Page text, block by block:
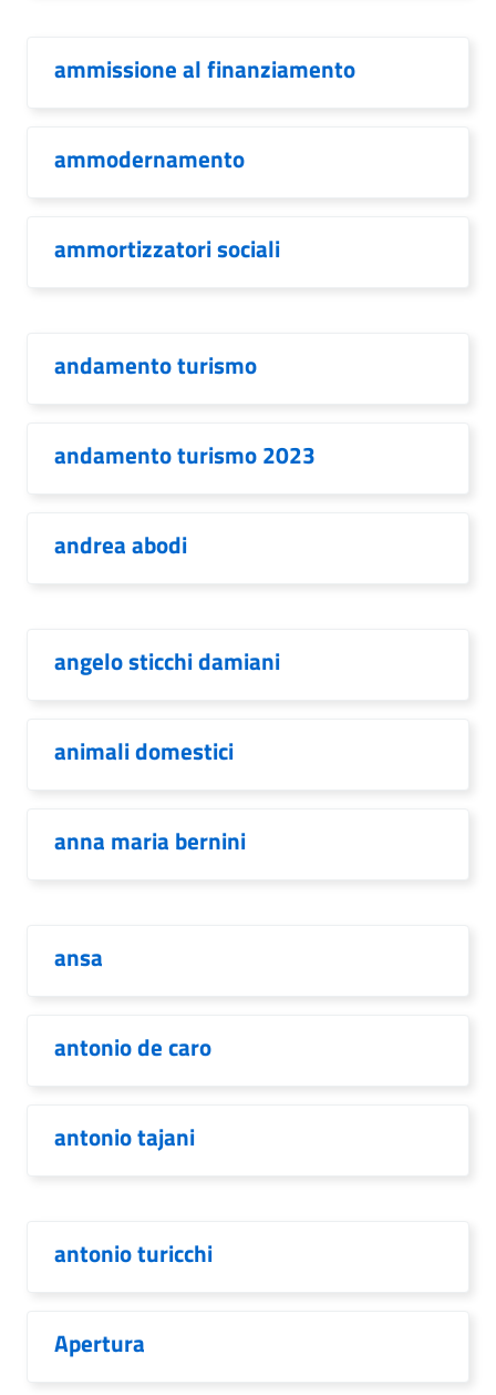
ammissione al finanziamento
ammodernamento
ammortizzatori sociali
andamento turismo
andamento turismo 2023
andrea abodi
angelo sticchi damiani
animali domestici
anna maria bernini
ansa
antonio de caro
antonio tajani
antonio turicchi
Apertura